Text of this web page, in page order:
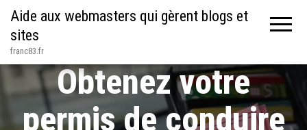
Aide aux webmasters qui gèrent blogs et
sites
franc83.fr
Obtenez votre
permis de conduire